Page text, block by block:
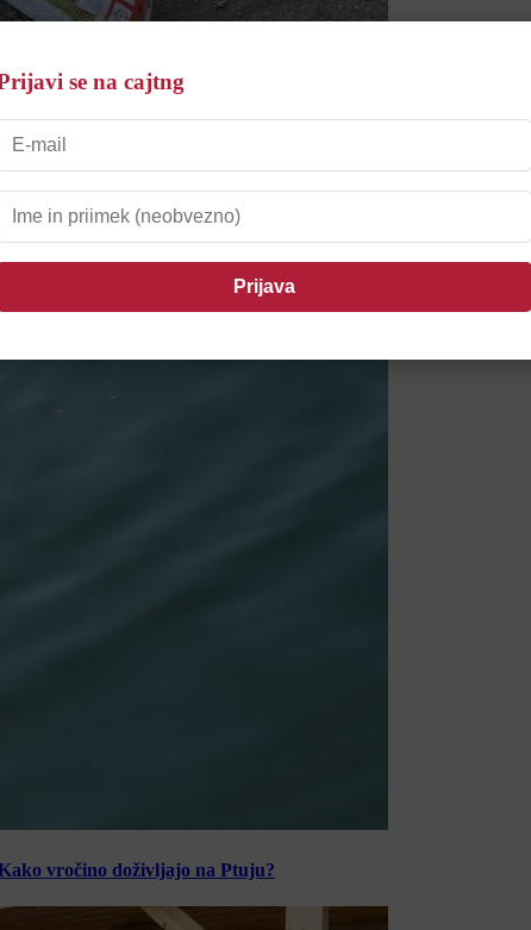
požar v CERO Gajke
vročino doživljajo na Ptuju?
se na cajtng